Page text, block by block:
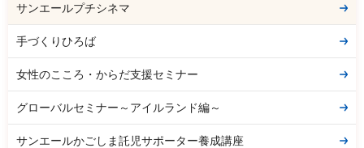
サンエールプチシネマ
手づくりひろば
女性のこころ・からだ支援セミナー
グローバルセミナー～アイルランド編～
サンエールかごしま託児サポーター養成講座